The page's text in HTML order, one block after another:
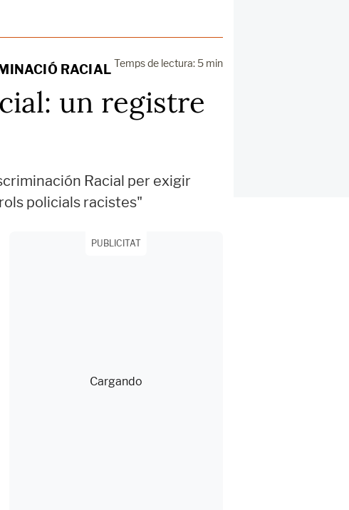
RACIAL Temps de lectura: 5 min
un registre
Racial per exigir
policials racistes"
PUBLICITAT